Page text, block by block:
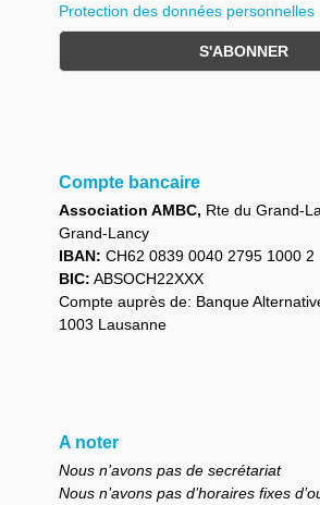
Protection des données personnelles
Compte bancaire
Association AMBC, Rte du Grand-
Grand-Lancy
IBAN: CH62 0839 0040 2795 1000 2
BIC: ABSOCH22XXX
Compte auprès de: Banque
1003 Lausanne
A noter
Nous n’avons pas de secrétariat
Nous n’avons pas d’horaires fixes